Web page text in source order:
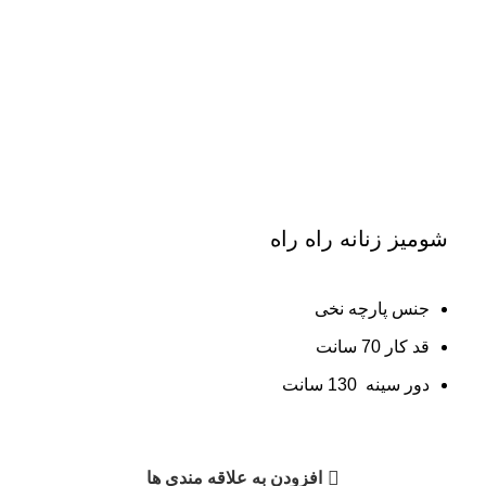
شومیز زنانه راه راه
جنس پارچه نخی
قد کار 70 سانت
دور سینه 130 سانت
افزودن به علاقه مندی ها